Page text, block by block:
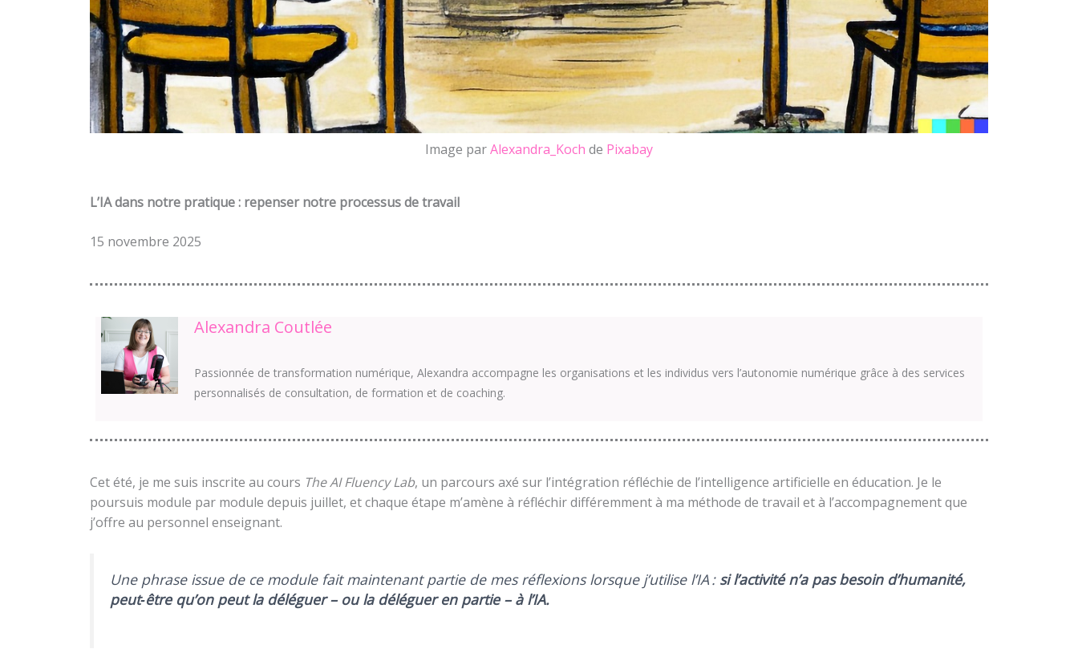
Image parAlexandra_Koch de Pixabay
L’IA dans notre pratique : repenser notre processus de travail
15 novembre 2025
Alexandra Coutlée
Passionnée de transformation numérique, Alexandra accompagne les organisations et les individus vers l’autonomie numérique grâce à des services
personnalisés de consultation, de formation et de coaching.
Cet été, je me suis inscrite au cours The AI Fluency Lab, un parcours axé sur l’intégration réfléchie de l’intelligence artificielle en éducation. Je le
poursuis module par module depuis juillet, et chaque étape m’amène à réfléchir différemment à ma méthode de travail et à l’accompagnement que
j’offre au personnel enseignant.
Une phrase issue de ce module fait maintenant partie de mes réflexions lorsque j’utilise l’IA : si l’activité n’a pas besoin d’humanité,
peut‑être qu’on peut la déléguer – ou la déléguer en partie – à l’IA.